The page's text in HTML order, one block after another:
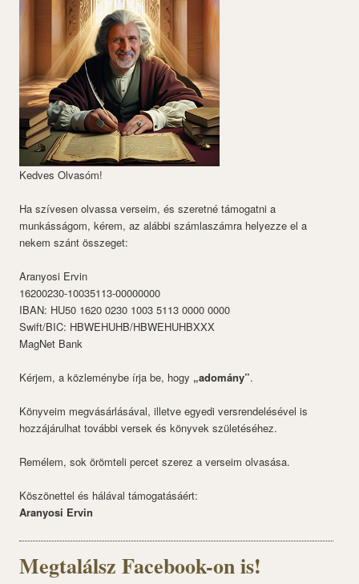
Kedves Olvasóm!
Ha szívesen olvassa verseim, és szeretné támogatni a
munkásságom, kérem, az alábbi számlaszámra helyezze el a
nekem szánt összeget:
Aranyosi Ervin
16200230-10035113-00000000
IBAN: HU50 1620 0230 1003 5113 0000 0000
Swift/BIC: HBWEHUHB/HBWEHUHBXXX
MagNet Bank
Kérjem, a közleménybe írja be, hogy „adomány”.
Könyveim megvásárlásával, illetve egyedi versrendelésével is
hozzájárulhat további versek és könyvek születéséhez.
Remélem, sok örömteli percet szerez a verseim olvasása.
Köszönettel és hálával támogatásáért:
Aranyosi Ervin
Megtalálsz Facebook-on is!